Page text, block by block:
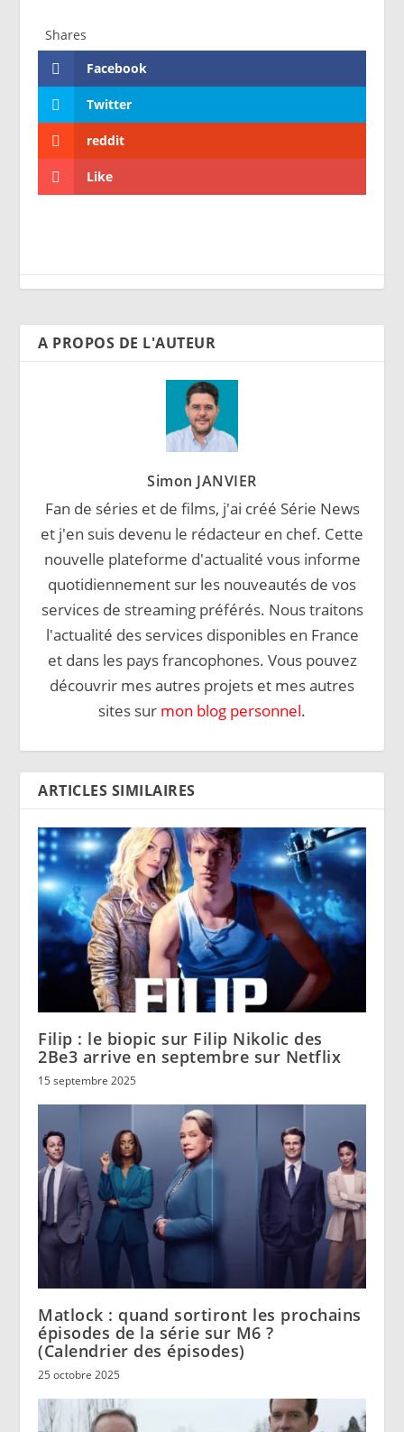
Shares
Facebook
Twitter
reddit
Like
A PROPOS DE L'AUTEUR
Simon JANVIER
Fan de séries et de films, j'ai créé Série News
et j'en suis devenu le rédacteur en chef. Cette
nouvelle plateforme d'actualité vous informe
quotidiennement sur les nouveautés de vos
services de streaming préférés. Nous traitons
l'actualité des services disponibles en France
et dans les pays francophones. Vous pouvez
découvrir mes autres projets et mes autres
sites sur mon blog personnel.
ARTICLES SIMILAIRES
Filip : le biopic sur Filip Nikolic des
2Be3 arrive en septembre sur Netflix
15 septembre 2025
Matlock : quand sortiront les prochains
épisodes de la série sur M6 ?
(Calendrier des épisodes)
25 octobre 2025